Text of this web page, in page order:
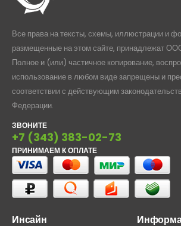
Все права на тексты, схемы, иллюстрации и
размещенные на этом сайте, принадлежат
Полное и (или) частичное копирование,
использование в любом виде запрещены и
соответствии с действующим
Федерации.
ЗВОНИТЕ
+7 (343) 383-02-73
ПРИНИМАЕМ К ОПЛАТЕ
Инсайн